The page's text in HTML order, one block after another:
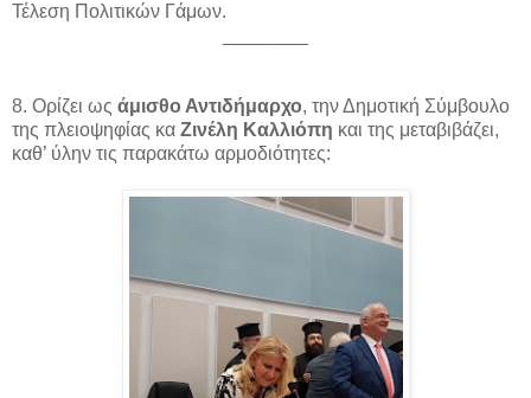
Τέλεση Πολιτικών Γάμων.
8. Ορίζει ως άμισθο Αντιδήμαρχο, την Δημοτική Σύμβουλο
της πλειοψηφίας κα Ζινέλη Καλλιόπη και της μεταβιβάζει,
καθ’ ύλην τις παρακάτω αρμοδιότητες: